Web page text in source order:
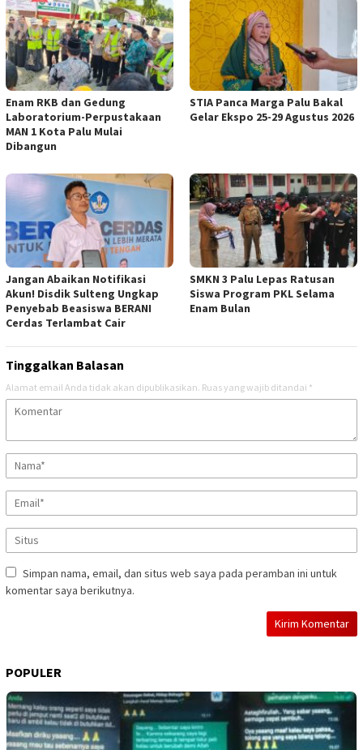
Enam RKB dan Gedung
Laboratorium-Perpustakaan
MAN 1 Kota Palu Mulai
Dibangun
STIA Panca Marga Palu Bakal
Gelar Ekspo 25-29 Agustus 2026
Jangan Abaikan Notifikasi
Akun! Disdik Sulteng Ungkap
Penyebab Beasiswa BERANI
Cerdas Terlambat Cair
SMKN 3 Palu Lepas Ratusan
Siswa Program PKL Selama
Enam Bulan
Tinggalkan Balasan
Alamat email Anda tidak akan dipublikasikan. Ruas yang wajib ditandai *
Simpan nama, email, dan situs web saya pada peramban ini untuk
komentar saya berikutnya.
POPULER